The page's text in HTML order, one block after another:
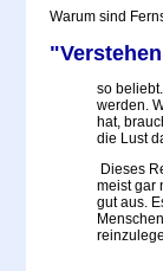
Warum sind
so
werden.
hat,
die Lust
Dieses
meist gar
gut aus.